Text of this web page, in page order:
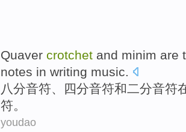
Quaver crotchet and minim are
notes in writing music.
八分音符、四分音符和二分音符
符。
youdao